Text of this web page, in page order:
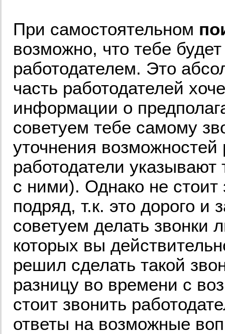
При самостоятельном
возможно, что тебе
работодателем. Это
часть работодателей
информации о
советуем тебе самому
уточнения
работодатели
с ними). Однако не стоит
подряд, т.к. это дорого
советуем делать звонки
которых вы
решил сделать такой
разницу во времени с
стоит звонить
ответы на возможные